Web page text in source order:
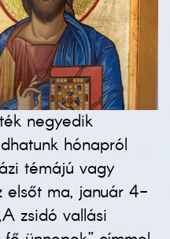
negyedik
hónapról
témájú vagy
elsőt ma, január 4-
zsidó vallási